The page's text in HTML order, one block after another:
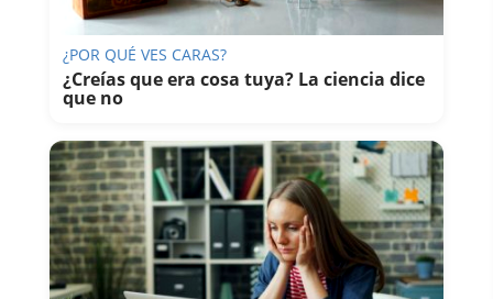
¿POR QUÉ VES CARAS?
¿Creías que era cosa tuya? La ciencia dice
que no